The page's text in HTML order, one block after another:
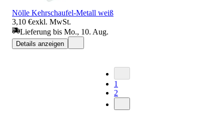
Nölle Kehrschaufel-Metall weiß
3,10 €exkl. MwSt.
Lieferung bis Mo., 10. Aug.
Details anzeigen
1
2